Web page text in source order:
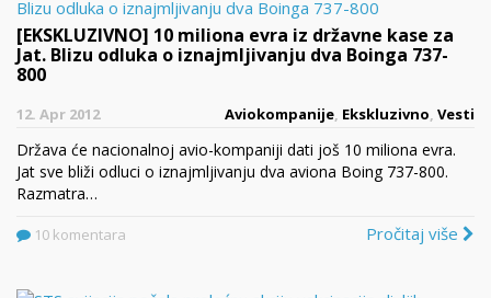
[EKSKLUZIVNO] 10 miliona evra iz državne kase za
Jat. Blizu odluka o iznajmljivanju dva Boinga 737-
800
12. Apr 2012 Aviokompanije, Ekskluzivno, Vesti
Država će nacionalnoj avio-kompaniji dati još 10 miliona evra.
Jat sve bliži odluci o iznajmljivanju dva aviona Boing 737-800.
Razmatra…
10 komentara Pročitaj više